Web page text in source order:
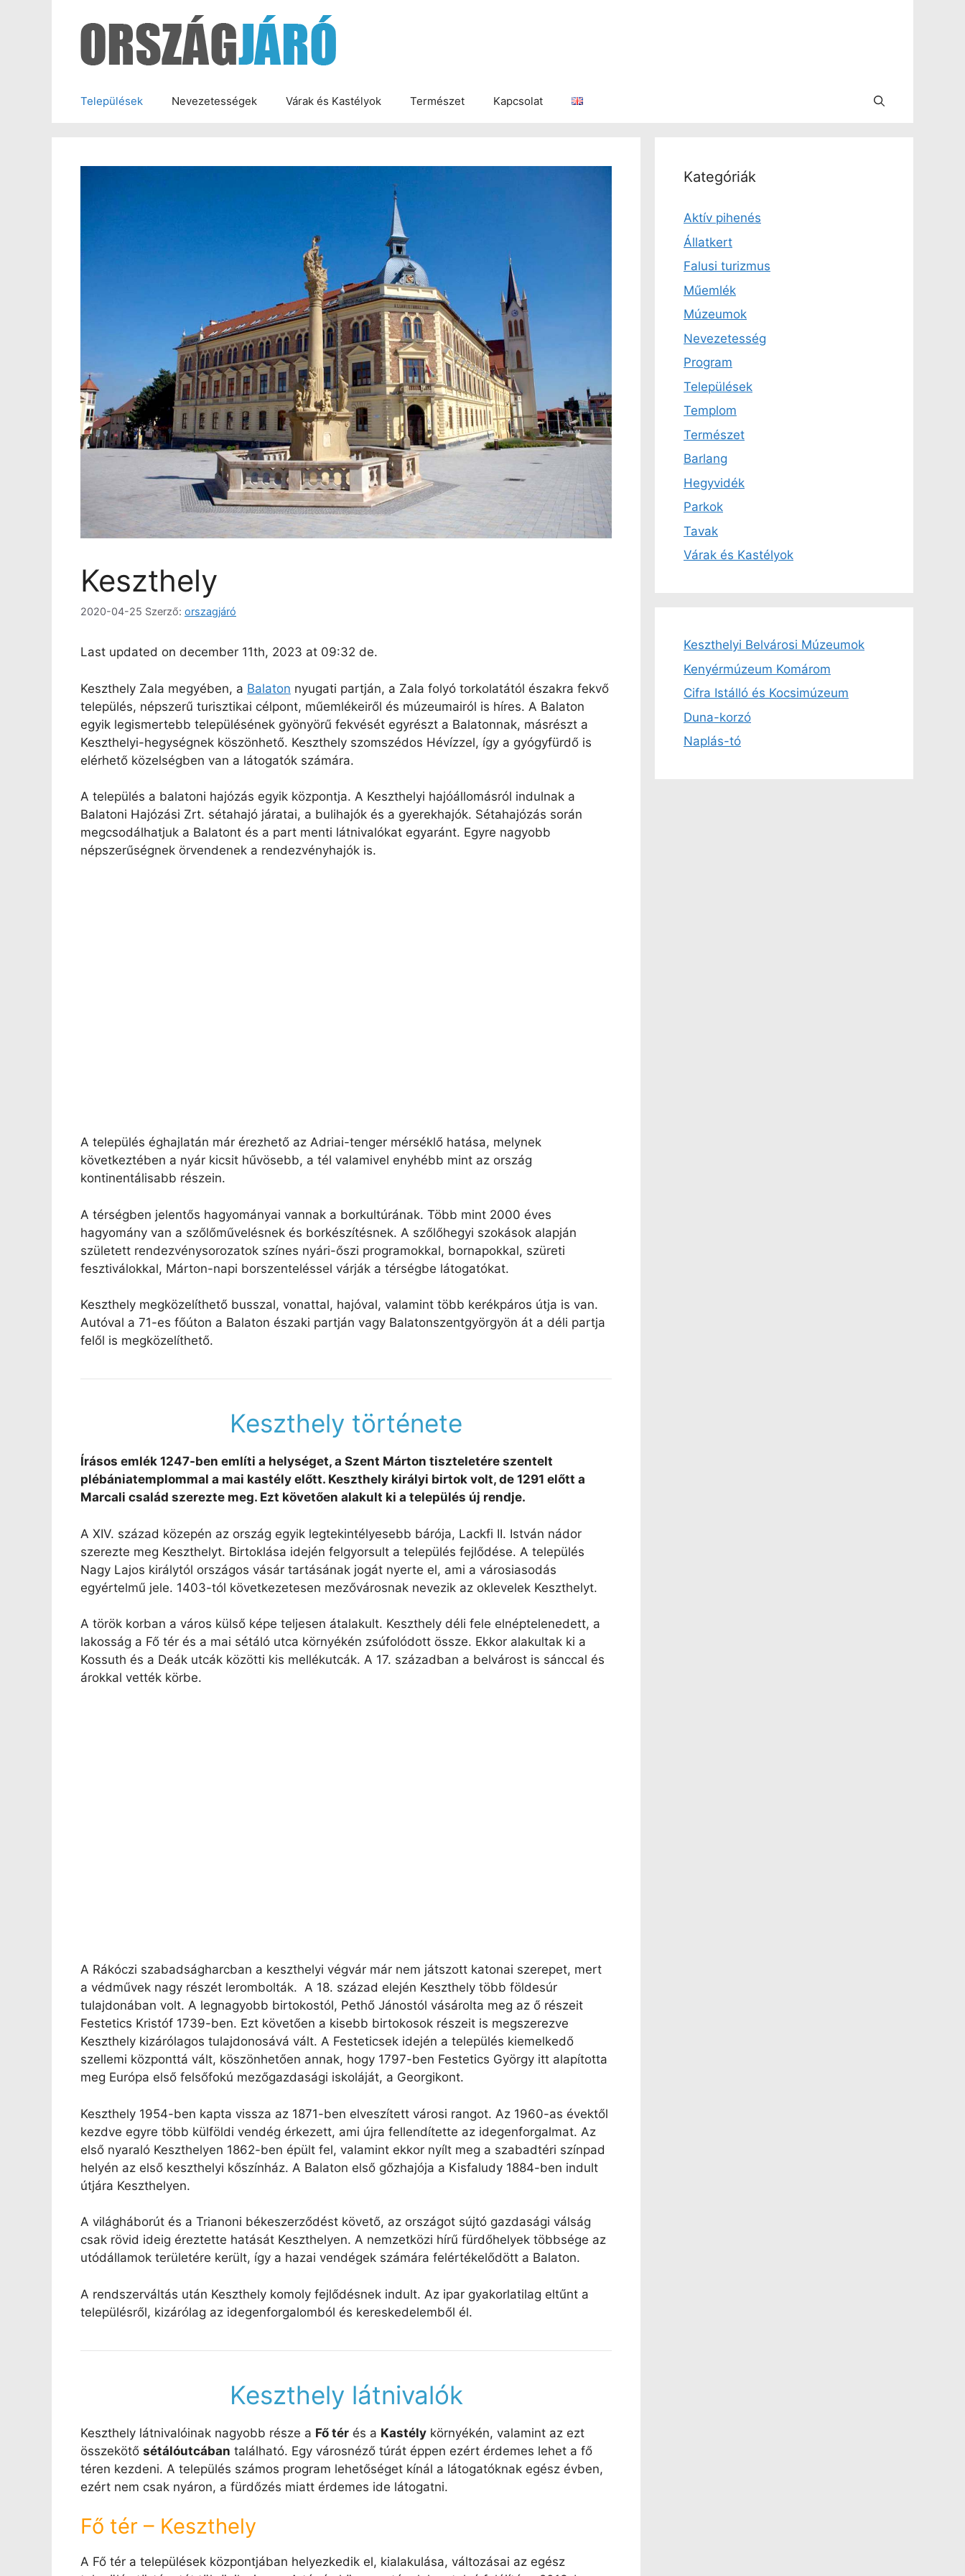
Települések Nevezetességek Várak és Kastélyok Természet Kapcsolat
Keszthely
2020-04-25 Szerző: orszagjáró
Last updated on december 11th, 2023 at 09:32 de.
Keszthely Zala megyében, a Balaton nyugati partján, a Zala folyó torkolatától északra fekvő
település, népszerű turisztikai célpont, műemlékeiről és múzeumairól is híres. A Balaton
egyik legismertebb településének gyönyörű fekvését egyrészt a Balatonnak, másrészt a
Keszthelyi-hegységnek köszönhető. Keszthely szomszédos Hévízzel, így a gyógyfürdő is
elérhető közelségben van a látogatók számára.
A település a balatoni hajózás egyik központja. A Keszthelyi hajóállomásról indulnak a
Balatoni Hajózási Zrt. sétahajó járatai, a bulihajók és a gyerekhajók. Sétahajózás során
megcsodálhatjuk a Balatont és a part menti látnivalókat egyaránt. Egyre nagyobb
népszerűségnek örvendenek a rendezvényhajók is.
A település éghajlatán már érezhető az Adriai-tenger mérséklő hatása, melynek
következtében a nyár kicsit hűvösebb, a tél valamivel enyhébb mint az ország
kontinentálisabb részein.
A térségben jelentős hagyományai vannak a borkultúrának. Több mint 2000 éves
hagyomány van a szőlőművelésnek és borkészítésnek. A szőlőhegyi szokások alapján
született rendezvénysorozatok színes nyári-őszi programokkal, bornapokkal, szüreti
fesztiválokkal, Márton-napi borszenteléssel várják a térségbe látogatókat.
Keszthely megközelíthető busszal, vonattal, hajóval, valamint több kerékpáros útja is van.
Autóval a 71-es főúton a Balaton északi partján vagy Balatonszentgyörgyön át a déli partja
felől is megközelíthető.
Keszthely története
Írásos emlék 1247-ben említi a helységet, a Szent Márton tiszteletére szentelt
plébániatemplommal a mai kastély előtt. Keszthely királyi birtok volt, de 1291 előtt a
Marcali család szerezte meg. Ezt követően alakult ki a település új rendje.
A XIV. század közepén az ország egyik legtekintélyesebb bárója, Lackfi II. István nádor
szerezte meg Keszthelyt. Birtoklása idején felgyorsult a település fejlődése. A település
Nagy Lajos királytól országos vásár tartásának jogát nyerte el, ami a városiasodás
egyértelmű jele. 1403-tól következetesen mezővárosnak nevezik az oklevelek Keszthelyt.
A török korban a város külső képe teljesen átalakult. Keszthely déli fele elnéptelenedett, a
lakosság a Fő tér és a mai sétáló utca környékén zsúfolódott össze. Ekkor alakultak ki a
Kossuth és a Deák utcák közötti kis mellékutcák. A 17. században a belvárost is sánccal és
árokkal vették körbe.
A Rákóczi szabadságharcban a keszthelyi végvár már nem játszott katonai szerepet, mert
a védművek nagy részét lerombolták. A 18. század elején Keszthely több földesúr
tulajdonában volt. A legnagyobb birtokostól, Pethő Jánostól vásárolta meg az ő részeit
Festetics Kristóf 1739-ben. Ezt követően a kisebb birtokosok részeit is megszerezve
Keszthely kizárólagos tulajdonosává vált. A Festeticsek idején a település kiemelkedő
szellemi központtá vált, köszönhetően annak, hogy 1797-ben Festetics György itt alapította
meg Európa első felsőfokú mezőgazdasági iskoláját, a Georgikont.
Keszthely 1954-ben kapta vissza az 1871-ben elveszített városi rangot. Az 1960-as évektől
kezdve egyre több külföldi vendég érkezett, ami újra fellendítette az idegenforgalmat. Az
első nyaraló Keszthelyen 1862-ben épült fel, valamint ekkor nyílt meg a szabadtéri színpad
helyén az első keszthelyi kőszínház. A Balaton első gőzhajója a Kisfaludy 1884-ben indult
útjára Keszthelyen.
A világháborút és a Trianoni békeszerződést követő, az országot sújtó gazdasági válság
csak rövid ideig éreztette hatását Keszthelyen. A nemzetközi hírű fürdőhelyek többsége az
utódállamok területére került, így a hazai vendégek számára felértékelődött a Balaton.
A rendszerváltás után Keszthely komoly fejlődésnek indult. Az ipar gyakorlatilag eltűnt a
településről, kizárólag az idegenforgalomból és kereskedelemből él.
Keszthely látnivalók
Keszthely látnivalóinak nagyobb része a Fő tér és a Kastély környékén, valamint az ezt
összekötő sétálóutcában található. Egy városnéző túrát éppen ezért érdemes lehet a fő
téren kezdeni. A település számos program lehetőséget kínál a látogatóknak egész évben,
ezért nem csak nyáron, a fürdőzés miatt érdemes ide látogatni.
Fő tér – Keszthely
A Fő tér a települések központjában helyezkedik el, kialakulása, változásai az egész
Kategóriák
Aktív pihenés
Állatkert
Falusi turizmus
Műemlék
Múzeumok
Nevezetesség
Program
Települések
Templom
Természet
Barlang
Hegyvidék
Parkok
Tavak
Várak és Kastélyok
Keszthelyi Belvárosi Múzeumok
Kenyérmúzeum Komárom
Cifra Istálló és Kocsimúzeum
Duna-korzó
Naplás-tó